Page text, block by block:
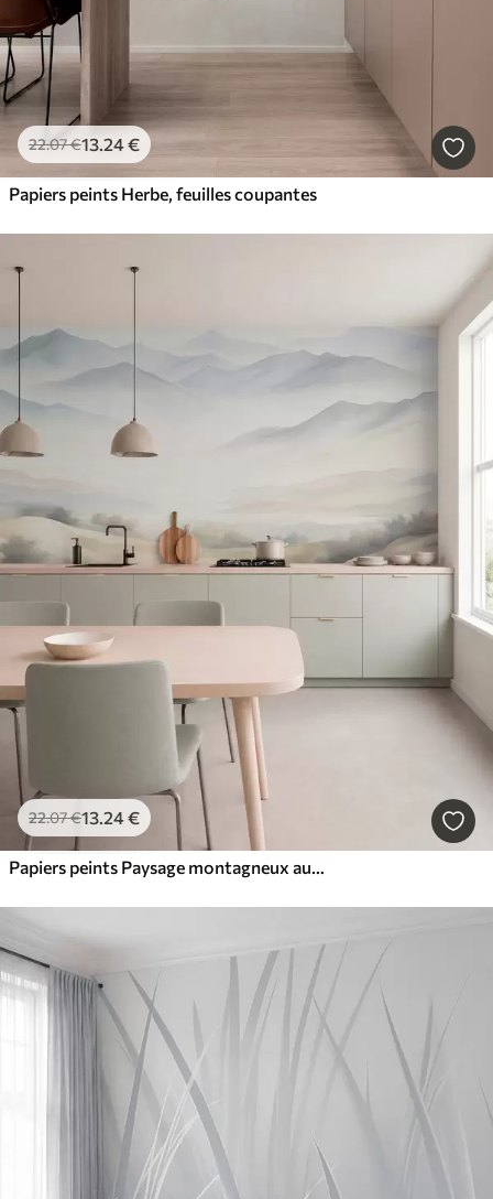
22.07€13.24€
Papiers peints Herbe, feuilles coupantes
22.07€13.24€
Papiers peints Paysage montagneux aux reliefs variés